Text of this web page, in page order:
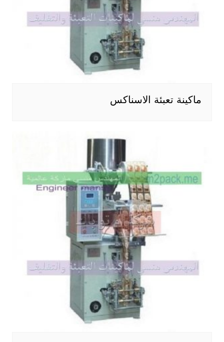
ماكينة تعبئة الاسناكس